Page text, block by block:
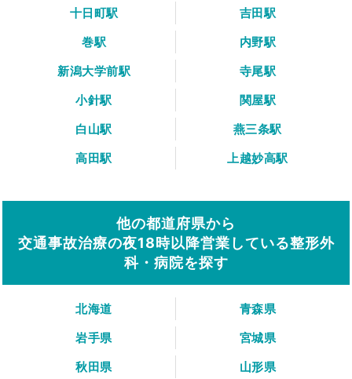
十日町駅
吉田駅
巻駅
内野駅
新潟大学前駅
寺尾駅
小針駅
関屋駅
白山駅
燕三条駅
高田駅
上越妙高駅
他の都道府県から
交通事故治療の夜18時以降営業している整形外
科・病院を探す
北海道
青森県
岩手県
宮城県
秋田県
山形県